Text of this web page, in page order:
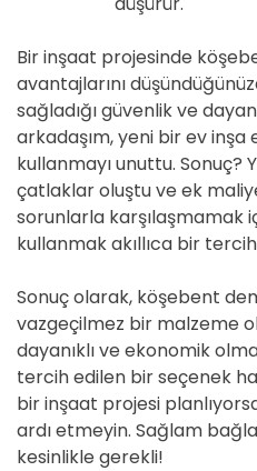
Bir inşaat projesinde
avantajlarını
sağladığı güvenlik ve
arkadaşım, yeni bir ev
kullanmayı unuttu. Sonuç?
çatlaklar oluştu ve ek
sorunlarla karşılaşmamak
kullanmak akıllıca bir
Sonuç olarak, köşebent
vazgeçilmez bir malzeme
dayanıklı ve ekonomik
tercih edilen bir seçenek
bir inşaat projesi
ardı etmeyin. Sağlam
kesinlikle gerekli!